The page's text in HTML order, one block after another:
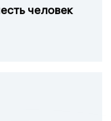
человек